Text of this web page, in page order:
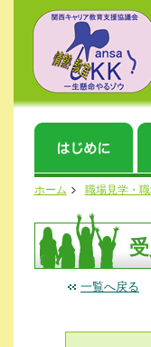
ホーム 職場見学・
一覧へ戻る